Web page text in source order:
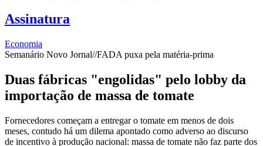
Assinatura
Economia
Semanário Novo Jornal//FADA puxa pela matéria-prima
Duas fábricas "engolidas" pelo lobby da
importação de massa de tomate
Fornecedores começam a entregar o tomate em menos de dois
meses, contudo há um dilema apontado como adverso ao discurso
de incentivo à produção nacional: massa de tomate não faz parte dos